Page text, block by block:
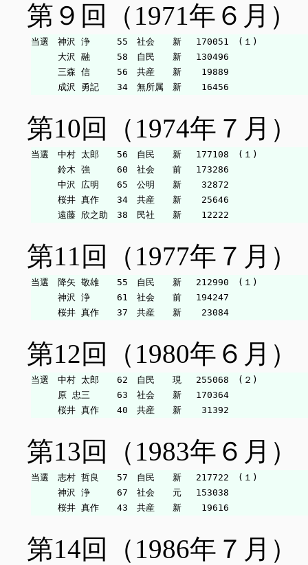
第９回（1971年６月）
当選　神沢 浄　　　55　社会　　新　 170051　(１)
大沢 融　　　58　自民　　新　 130496
三森 信　　　56　共産　　新　  19889
第10回（1974年７月）
当選　中村 太郎　　56　自民　　新　 177108　(１)
鈴木 強　　　60　社会　　前　 173286
中沢 広明　　65　公明　　新　  32872
桜井 真作　　34　共産　　新　  25646
第11回（1977年７月）
当選　降矢 敬雄　　55　自民　　新　 212990　(１)
神沢 浄　　　61　社会　　前　 194247
第12回（1980年６月）
当選　中村 太郎　　62　自民　　現　 255068　(２)
原 忠三　　　63　社会　　新　 170364
第13回（1983年６月）
当選　志村 哲良　　57　自民　　新　 217722　(１)
神沢 浄　　　67　社会　　元　 153038
第14回（1986年７月）